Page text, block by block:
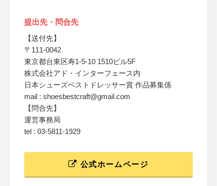
提出先・問合先
【送付先】
〒111-0042
東京都台東区寿1-5-10 1510ビル5F
株式会社アド・インターフェース内
日本シューズベストドレッサー賞 作品募集係
mail : shoesbestcraft@gmail.com
【問合先】
運営事務局
tel : 03-5811-1929
公式ホームページ